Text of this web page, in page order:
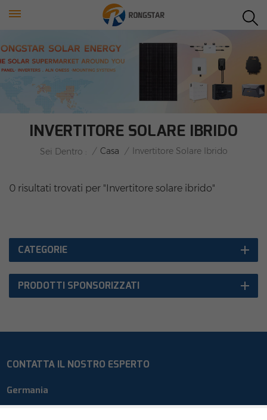
INVERTITORE SOLARE IBRIDO
Sei Dentro : / Casa / Invertitore Solare Ibrido
0 risultati trovati per "Invertitore solare ibrido"
CATEGORIE
PRODOTTI SPONSORIZZATI
CONTATTA IL NOSTRO ESPERTO
Germania